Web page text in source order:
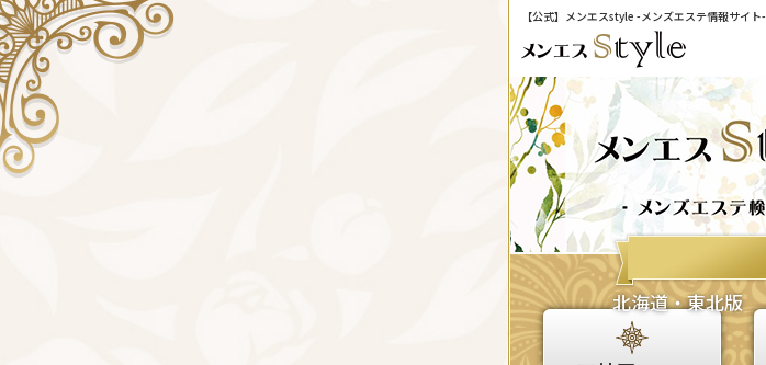
【公式】メンエスstyle -メンズエステ情報サイト-
北海道・東北版